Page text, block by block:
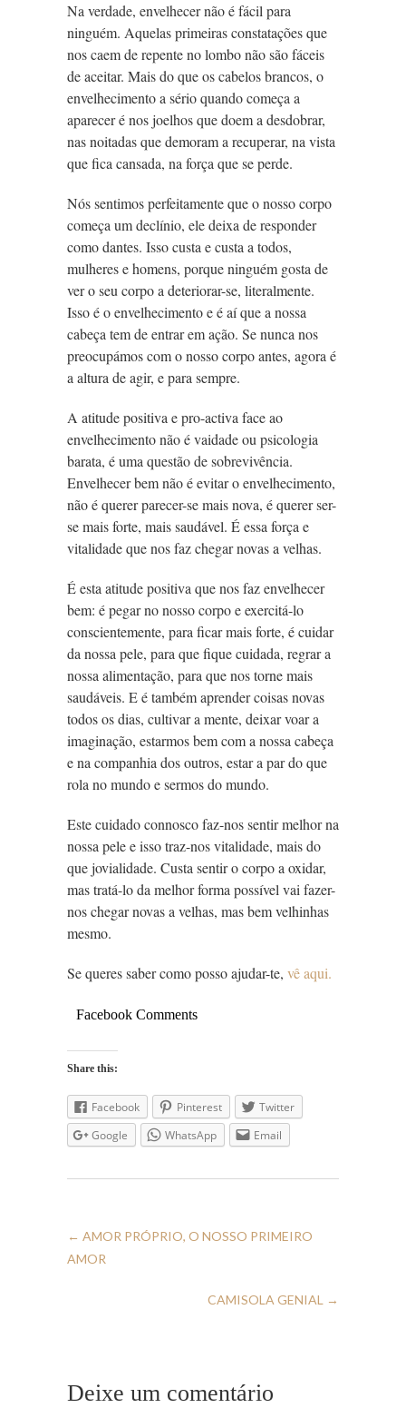
Na verdade, envelhecer não é fácil para
ninguém. Aquelas primeiras constatações que
nos caem de repente no lombo não são fáceis
de aceitar. Mais do que os cabelos brancos, o
envelhecimento a sério quando começa a
aparecer é nos joelhos que doem a desdobrar,
nas noitadas que demoram a recuperar, na vista
que fica cansada, na força que se perde.
Nós sentimos perfeitamente que o nosso corpo
começa um declínio, ele deixa de responder
como dantes. Isso custa e custa a todos,
mulheres e homens, porque ninguém gosta de
ver o seu corpo a deteriorar-se, literalmente.
Isso é o envelhecimento e é aí que a nossa
cabeça tem de entrar em ação. Se nunca nos
preocupámos com o nosso corpo antes, agora é
a altura de agir, e para sempre.
A atitude positiva e pro-activa face ao
envelhecimento não é vaidade ou psicologia
barata, é uma questão de sobrevivência.
Envelhecer bem não é evitar o envelhecimento,
não é querer parecer-se mais nova, é querer ser-
se mais forte, mais saudável. É essa força e
vitalidade que nos faz chegar novas a velhas.
É esta atitude positiva que nos faz envelhecer
bem: é pegar no nosso corpo e exercitá-lo
conscientemente, para ficar mais forte, é cuidar
da nossa pele, para que fique cuidada, regrar a
nossa alimentação, para que nos torne mais
saudáveis. E é também aprender coisas novas
todos os dias, cultivar a mente, deixar voar a
imaginação, estarmos bem com a nossa cabeça
e na companhia dos outros, estar a par do que
rola no mundo e sermos do mundo.
Este cuidado connosco faz-nos sentir melhor na
nossa pele e isso traz-nos vitalidade, mais do
que jovialidade. Custa sentir o corpo a oxidar,
mas tratá-lo da melhor forma possível vai fazer-
nos chegar novas a velhas, mas bem velhinhas
mesmo.
Se queres saber como posso ajudar-te, vê aqui.
Facebook Comments
Share this:
Facebook Pinterest
Twitter
Google
WhatsApp Email
← AMOR PRÓPRIO, O NOSSO PRIMEIRO
AMOR
CAMISOLA GENIAL →
Deixe um comentário